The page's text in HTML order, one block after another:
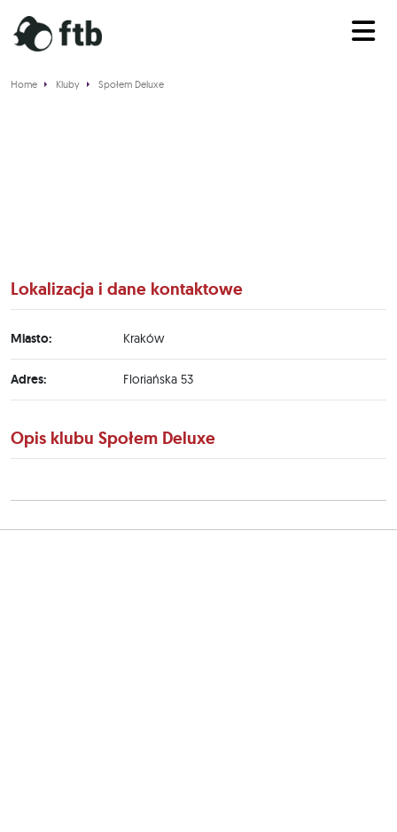
Home Kluby Społem Deluxe
Lokalizacja i dane kontaktowe
Miasto: Kraków
Adres: Floriańska 53
Opis klubu Społem Deluxe